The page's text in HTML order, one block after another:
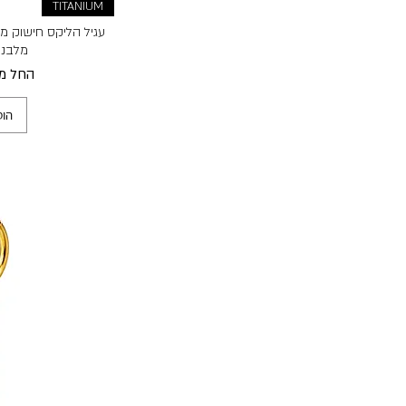
TITANIUM
עגיל הליקס חישוק
החל
מחיר